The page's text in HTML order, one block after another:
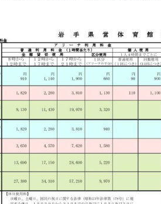
WADOパーク花巻
0198-27-3586
岩手県立県南青少年の家